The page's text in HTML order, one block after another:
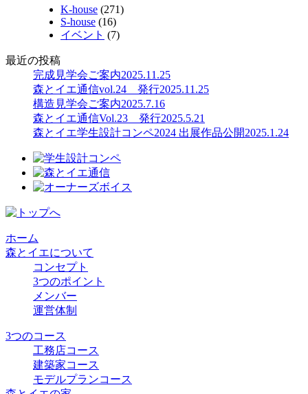
K-house (271)
S-house (16)
イベント (7)
最近の投稿
完成見学会ご案内2025.11.25
森とイエ通信vol.24 発行2025.11.25
構造見学会ご案内2025.7.16
森とイエ通信Vol.23 発行2025.5.21
森とイエ学生設計コンペ2024 出展作品公開2025.1.24
ホーム
森とイエについて
コンセプト
3つのポイント
メンバー
運営体制
3つのコース
工務店コース
建築家コース
モデルプランコース